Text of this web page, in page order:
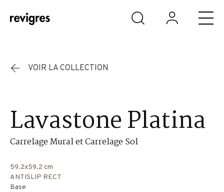
Aller au contenu principal
VOIR LA COLLECTION
Lavastone Platina
Carrelage Mural et Carrelage Sol
59.2x59.2 cm
ANTISLIP RECT
Base